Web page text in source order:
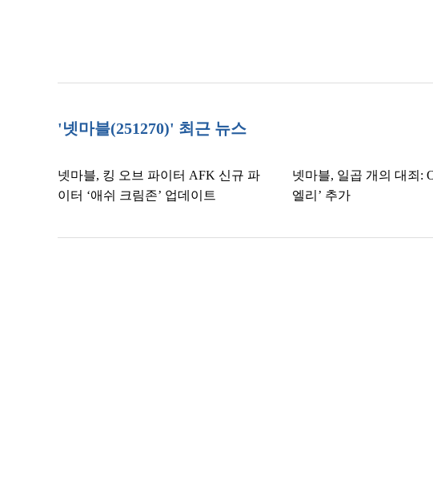
'넷마블(251270)' 최근 뉴스
넷마블, 킹 오브 파이터 AFK 신규 파
이터 ‘애쉬 크림존’ 업데이트
넷마블, 일곱 개의 대죄:
엘리’ 추가